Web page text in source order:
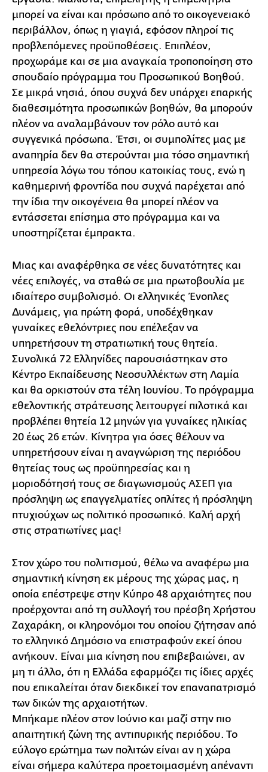
μπορεί να είναι και πρόσωπο από το οικογενειακό
περιβάλλον, όπως η γιαγιά, εφόσον πληροί τις
προβλεπόμενες προϋποθέσεις. Επιπλέον,
προχωράμε και σε μια αναγκαία τροποποίηση στο
σπουδαίο πρόγραμμα του Προσωπικού Βοηθού.
Σε μικρά νησιά, όπου συχνά δεν υπάρχει επαρκής
διαθεσιμότητα προσωπικών βοηθών, θα μπορούν
πλέον να αναλαμβάνουν τον ρόλο αυτό και
συγγενικά πρόσωπα. Έτσι, οι συμπολίτες μας με
αναπηρία δεν θα στερούνται μια τόσο σημαντική
υπηρεσία λόγω του τόπου κατοικίας τους, ενώ η
καθημερινή φροντίδα που συχνά παρέχεται από
την ίδια την οικογένεια θα μπορεί πλέον να
εντάσσεται επίσημα στο πρόγραμμα και να
υποστηρίζεται έμπρακτα.
Μιας και αναφέρθηκα σε νέες δυνατότητες και
νέες επιλογές, να σταθώ σε μια πρωτοβουλία με
ιδιαίτερο συμβολισμό. Οι ελληνικές Ένοπλες
Δυνάμεις, για πρώτη φορά, υποδέχθηκαν
γυναίκες εθελόντριες που επέλεξαν να
υπηρετήσουν τη στρατιωτική τους θητεία.
Συνολικά 72 Ελληνίδες παρουσιάστηκαν στο
Κέντρο Εκπαίδευσης Νεοσυλλέκτων στη Λαμία
και θα ορκιστούν στα τέλη Ιουνίου. Το πρόγραμμα
εθελοντικής στράτευσης λειτουργεί πιλοτικά και
προβλέπει θητεία 12 μηνών για γυναίκες ηλικίας
20 έως 26 ετών. Κίνητρα για όσες θέλουν να
υπηρετήσουν είναι η αναγνώριση της περιόδου
θητείας τους ως προϋπηρεσίας και η
μοριοδότησή τους σε διαγωνισμούς ΑΣΕΠ για
πρόσληψη ως επαγγελματίες οπλίτες ή πρόσληψη
πτυχιούχων ως πολιτικό προσωπικό. Καλή αρχή
στις στρατιωτίνες μας!
Στον χώρο του πολιτισμού, θέλω να αναφέρω μια
σημαντική κίνηση εκ μέρους της χώρας μας, η
οποία επέστρεψε στην Κύπρο 48 αρχαιότητες που
προέρχονται από τη συλλογή του πρέσβη Χρήστου
Ζαχαράκη, οι κληρονόμοι του οποίου ζήτησαν από
το ελληνικό Δημόσιο να επιστραφούν εκεί όπου
ανήκουν. Είναι μια κίνηση που επιβεβαιώνει, αν
μη τι άλλο, ότι η Ελλάδα εφαρμόζει τις ίδιες αρχές
που επικαλείται όταν διεκδικεί τον επαναπατρισμό
των δικών της αρχαιοτήτων.
Μπήκαμε πλέον στον Ιούνιο και μαζί στην πιο
απαιτητική ζώνη της αντιπυρικής περιόδου. Το
εύλογο ερώτημα των πολιτών είναι αν η χώρα
είναι σήμερα καλύτερα προετοιμασμένη απέναντι